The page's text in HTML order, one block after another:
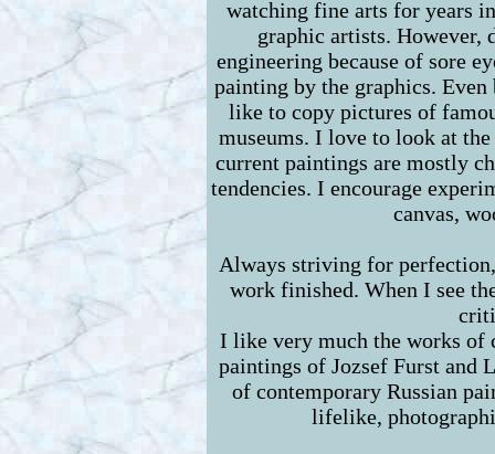
watching fine arts for years
graphic artists. However,
engineering because of sore
painting by the graphics.
like to copy pictures of
museums. I love to look at
current paintings are mostly
tendencies. I encourage
canvas,
Always striving for
work finished. When I see
I like very much the works of
paintings of Jozsef Furst and
of contemporary Russian
lifelike,